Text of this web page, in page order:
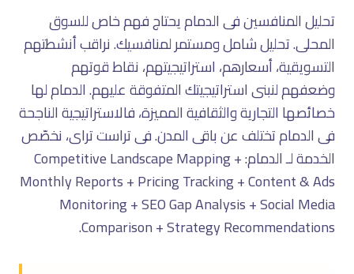
تحليل المنافسين فى الدمام يحتاج فهم خاص للسوق
المحلى. تحليل شامل ومستمر لمنافسيك. نراقب أنشطتهم
التسويقية، أسعارهم، استراتيجيتهم، نقاط قوتهم
وضعفهم لنبنى استراتيجيتك المتفوقة عليهم. الدمام لها
خصائصها التجارية والثقافية المميزة، فالاستراتيجية الناجحة
فى الدمام تختلف عن باقى المدن. فى تراست تراى، نخصّص
الخدمة لـ الدمام: Competitive Landscape Mapping +
Monthly Reports + Pricing Tracking + Content & Ads
Monitoring + SEO Gap Analysis + Social Media
Comparison + Strategy Recommendations.